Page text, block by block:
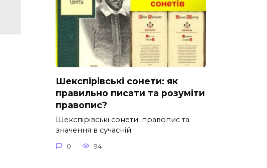
Шекспірівські сонети: як
правильно писати та розуміти
правопис?
Шекспірівські сонети: правопис та
значення в сучасній
0 94